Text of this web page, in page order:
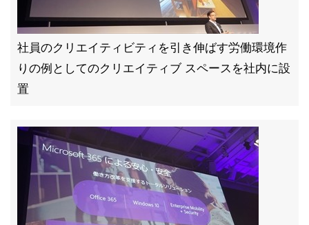
社員のクリエイティビティを引き伸ばす労働環境作
りの例としてのクリエイティブ スペースを社内に設
置